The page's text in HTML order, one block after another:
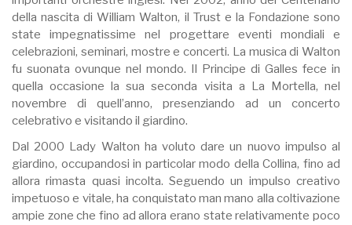
della nascita di William Walton, il Trust e la Fondazione sono
state impegnatissime nel progettare eventi mondiali e
celebrazioni, seminari, mostre e concerti. La musica di Walton
fu suonata ovunque nel mondo. Il Principe di Galles fece in
quella occasione la sua seconda visita a La Mortella, nel
novembre di quell’anno, presenziando ad un concerto
celebrativo e visitando il giardino.
Dal 2000 Lady Walton ha voluto dare un nuovo impulso al
giardino, occupandosi in particolar modo della Collina, fino ad
allora rimasta quasi incolta. Seguendo un impulso creativo
impetuoso e vitale, ha conquistato man mano alla coltivazione
ampie zone che fino ad allora erano state relativamente poco